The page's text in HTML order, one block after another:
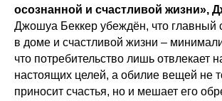
осознанной и счастливой жизни»,
Джошуа Беккер убеждён, что главный
в доме и счастливой жизни –
что потребительство лишь отвлекает
настоящих целей, а обилие вещей не
приносит счастья, но и мешает его